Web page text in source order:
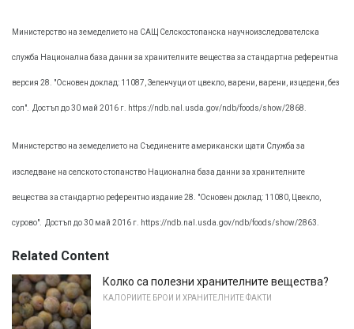
Министерство на земеделието на САЩ Селскостопанска научноизследователска
служба Национална база данни за хранителните вещества за стандартна референтна
версия 28. "Основен доклад: 11087, Зеленчуци от цвекло, варени, варени, изцедени, без
сол". Достъп до 30 май 2016 г. https://ndb.nal.usda.gov/ndb/foods/show/2868.
Министерство на земеделието на Съединените американски щати Служба за
изследване на селското стопанство Национална база данни за хранителните
вещества за стандартно референтно издание 28. "Основен доклад: 11080, Цвекло,
сурово". Достъп до 30 май 2016 г. https://ndb.nal.usda.gov/ndb/foods/show/2863.
Related Content
Колко са полезни хранителните вещества?
КАЛОРИИТЕ БРОИ И ХРАНИТЕЛНИТЕ ФАКТИ